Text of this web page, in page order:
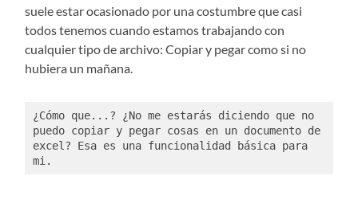
suele estar ocasionado por una costumbre que casi
todos tenemos cuando estamos trabajando con
cualquier tipo de archivo: Copiar y pegar como si no
hubiera un mañana.
¿Cómo que...? ¿No me estarás diciendo que no
puedo copiar y pegar cosas en un documento de
excel? Esa es una funcionalidad básica para
mi.